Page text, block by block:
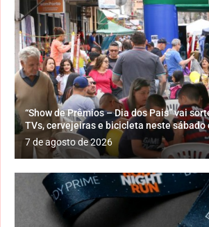
“Show de Prêmios – Dia dos Pais” vai
TVs, cervejeiras e bicicleta neste sábado
7 de agosto de 2026